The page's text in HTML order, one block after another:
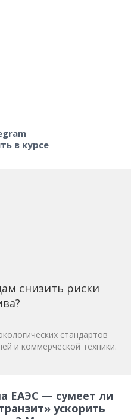
в курсе
снизить риски
стандартов
и коммерческой техники.
ЕАЭС — сумеет ли
ускорить